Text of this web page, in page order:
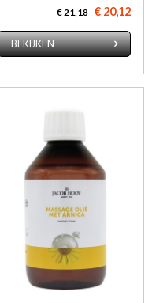
€ 21,18 € 20,12
BEKIJKEN